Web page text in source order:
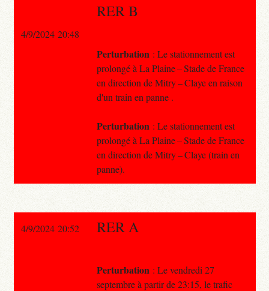
RER B
Perturbation : Le stationnement est
prolongé à La Plaine – Stade de France
en direction de Mitry – Claye en raison
d'un train en panne .
Perturbation : Le stationnement est
prolongé à La Plaine – Stade de France
en direction de Mitry – Claye (train en
panne).
4/9/2024 20:48
4/9/2024 20:52 RER A
Perturbation : Le vendredi 27
septembre à partir de 23:15, le trafic